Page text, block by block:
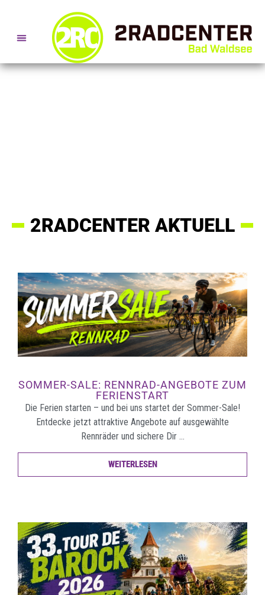
2RADCENTER AKTUELL
SOMMER-SALE: RENNRAD-ANGEBOTE ZUM
FERIENSTART
Die Ferien starten – und bei uns startet der Sommer-Sale!
Entdecke jetzt attraktive Angebote auf ausgewählte
Rennräder und sichere Dir …
WEITERLESEN